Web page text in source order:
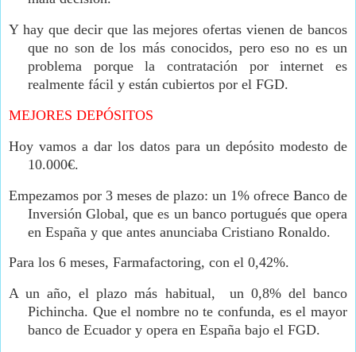
Y hay que decir que las mejores ofertas vienen de bancos
que no son de los más conocidos, pero eso no es un
problema porque la contratación por internet es
realmente fácil y están cubiertos por el FGD.
MEJORES DEPÓSITOS
Hoy vamos a dar los datos para un depósito modesto de
10.000€.
Empezamos por 3 meses de plazo: un 1% ofrece Banco de
Inversión Global, que es un banco portugués que opera
en España y que antes anunciaba Cristiano Ronaldo.
Para los 6 meses, Farmafactoring, con el 0,42%.
A un año, el plazo más habitual,
un 0,8% del banco
Pichincha. Que el nombre no te confunda, es el mayor
banco de Ecuador y opera en España bajo el FGD.